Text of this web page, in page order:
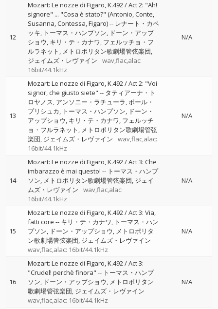
12
Mozart: Le nozze di Figaro, K.492 / Act 2: "Ah!
signore" ... "Cosa è stato?" (Antonio, Conte,
Susanna, Contessa, Figaro)-- レナート・カペ
ッキ
トーマス・ハンプソン
ドーン・アップ
ショウ キリ・テ・カナワ フェルッチョ・フ
ルラネット
メトロポリタン歌劇場管弦楽団
ジェイムズ・レヴァイン
wav,flac,alac:
16bit/44.1kHz
N/A
13
Mozart: Le nozze di Figaro, K.492 / Act 2: "Voi
signor, che giusto siete" -- タティアーナ・ト
ロヤノス アンソニー・ラチューラ ポール・
プリシュカ
トーマス・ハンプソン
ドーン・
アップショウ キリ・テ・カナワ フェルッチ
ョ・フルラネット
メトロポリタン歌劇場管弦
楽団 ジェイムズ・レヴァイン
wav,flac,alac:
16bit/44.1kHz
N/A
14
Mozart: Le nozze di Figaro, K.492 / Act 3: Che
imbarazzo è mai questo! -- トーマス・ハンプ
ソン メトロポリタン歌劇場管弦楽団 ジェイ
ムズ・レヴァイン
wav,flac,alac:
16bit/44.1kHz
N/A
15
Mozart: Le nozze di Figaro, K.492 / Act 3: Via,
fatti core -- キリ・テ・カナワ
トーマス・ハン
プソン
ドーン・アップショウ メトロポリタ
ン歌劇場管弦楽団 ジェイムズ・レヴァイン
wav,flac,alac: 16bit/44.1kHz
N/A
16
Mozart: Le nozze di Figaro, K.492 / Act 3:
"Crudel! perchè finora" -- トーマス・ハンプ
ソン
ドーン・アップショウ メトロポリタン
歌劇場管弦楽団 ジェイムズ・レヴァイン
wav,flac,alac: 16bit/44.1kHz
N/A